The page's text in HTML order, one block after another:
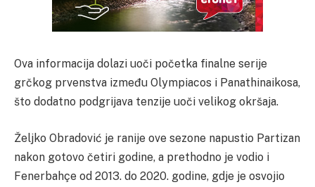
Ova informacija dolazi uoči početka finalne serije
grčkog prvenstva između Olympiacos i Panathinaikosa,
što dodatno podgrijava tenzije uoči velikog okršaja.
Željko Obradović je ranije ove sezone napustio Partizan
nakon gotovo četiri godine, a prethodno je vodio i
Fenerbahçe od 2013. do 2020. godine, gdje je osvojio